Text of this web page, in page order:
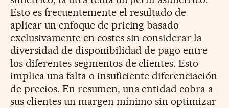
Esto es frecuentemente el resultado de
aplicar un enfoque de pricing basado
exclusivamente en costes sin considerar la
diversidad de disponibilidad de pago entre
los diferentes segmentos de clientes. Esto
implica una falta o insuficiente diferenciación
de precios. En resumen, una entidad cobra a
sus clientes un margen mínimo sin optimizar